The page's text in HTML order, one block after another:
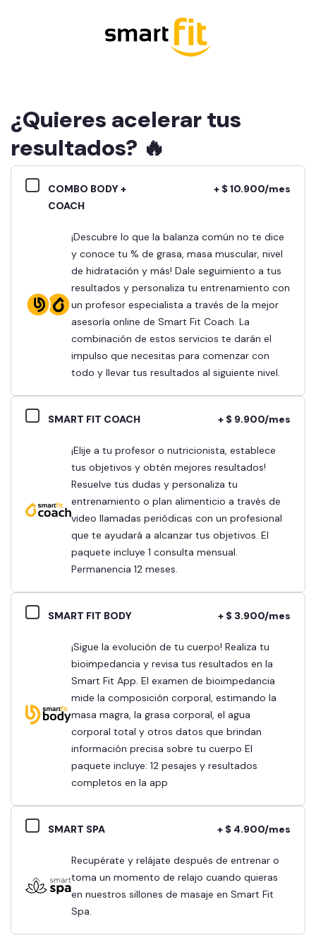
¿Quieres acelerar tus
resultados? 🔥
COMBO BODY +
COACH
+ $ 10.900/mes
¡Descubre lo que la balanza común no te dice
y conoce tu % de grasa, masa muscular, nivel
de hidratación y más! Dale seguimiento a tus
resultados y personaliza tu entrenamiento con
un profesor especialista a través de la mejor
asesoría online de Smart Fit Coach. La
combinación de estos servicios te darán el
impulso que necesitas para comenzar con
todo y llevar tus resultados al siguiente nivel.
SMART FIT COACH + $ 9.900/mes
¡Elije a tu profesor o nutricionista, establece
tus objetivos y obtén mejores resultados!
Resuelve tus dudas y personaliza tu
entrenamiento o plan alimenticio a través de
video llamadas periódicas con un profesional
que te ayudará a alcanzar tus objetivos. El
paquete incluye 1 consulta mensual.
Permanencia 12 meses.
SMART FIT BODY + $ 3.900/mes
¡Sigue la evolución de tu cuerpo! Realiza tu
bioimpedancia y revisa tus resultados en la
Smart Fit App. El examen de bioimpedancia
mide la composición corporal, estimando la
masa magra, la grasa corporal, el agua
corporal total y otros datos que brindan
información precisa sobre tu cuerpo El
paquete incluye: 12 pesajes y resultados
completos en la app
SMART SPA + $ 4.900/mes
Recupérate y relájate después de entrenar o
toma un momento de relajo cuando quieras
en nuestros sillones de masaje en Smart Fit
Spa.